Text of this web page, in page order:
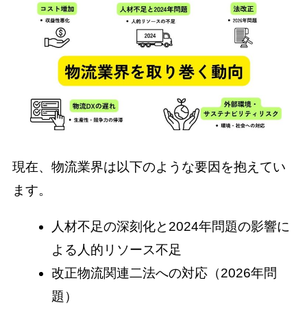
現在、物流業界は以下のような要因を抱えてい
ます。
人材不足の深刻化と2024年問題の影響に
よる人的リソース不足
改正物流関連二法への対応（2026年問
題）